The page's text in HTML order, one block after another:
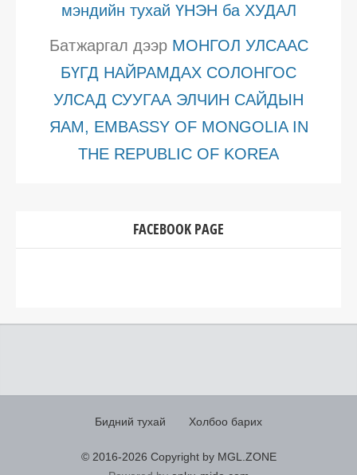
мэндийн тухай ҮНЭН ба ХУДАЛ
Батжаргал дээр МОНГОЛ УЛСААС
БҮГД НАЙРАМДАХ СОЛОНГОС
УЛСАД СУУГАА ЭЛЧИН САЙДЫН
ЯАМ, EMBASSY OF MONGOLIA IN
THE REPUBLIC OF KOREA
FACEBOOK PAGE
Бидний тухай Холбоо барих
© 2016-2026 Copyright by MGL.ZONE